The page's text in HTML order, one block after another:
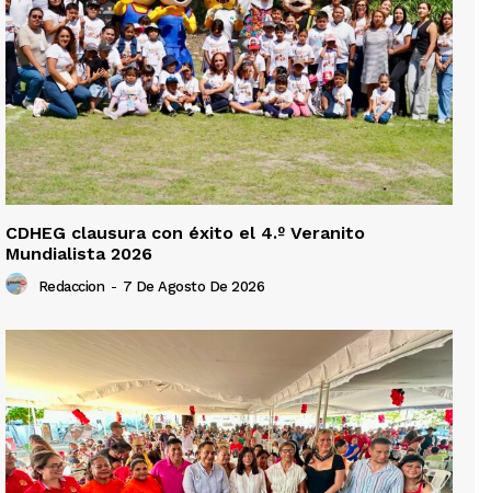
CDHEG clausura con éxito el 4.º Veranito
Mundialista 2026
Redaccion - 7 De Agosto De 2026